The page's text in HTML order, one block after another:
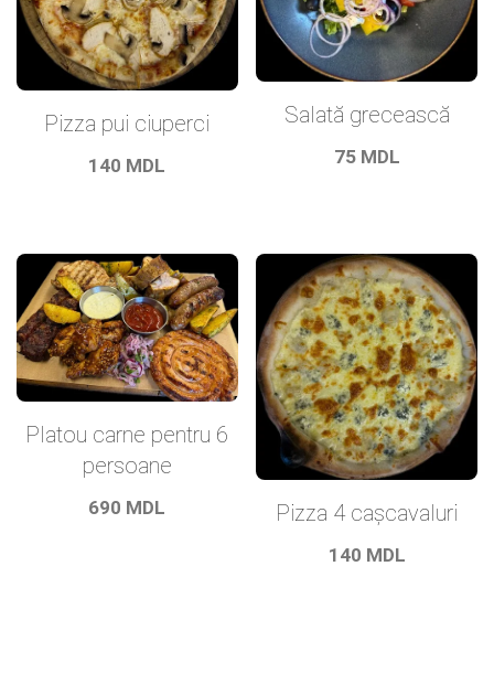
Pizza pui ciuperci
140 MDL
Salată grecească
75 MDL
Platou carne pentru 6
persoane
690 MDL Pizza 4 cașcavaluri
140 MDL